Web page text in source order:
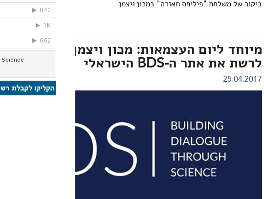
ביקור של משלחת "פיליפס תאורה" במכון ויצמן
מיוחד ליום העצמאות: מכון ויצמן למדע מעלה
לרשת את אתר ה-BDS הישראלי
25.04.2017